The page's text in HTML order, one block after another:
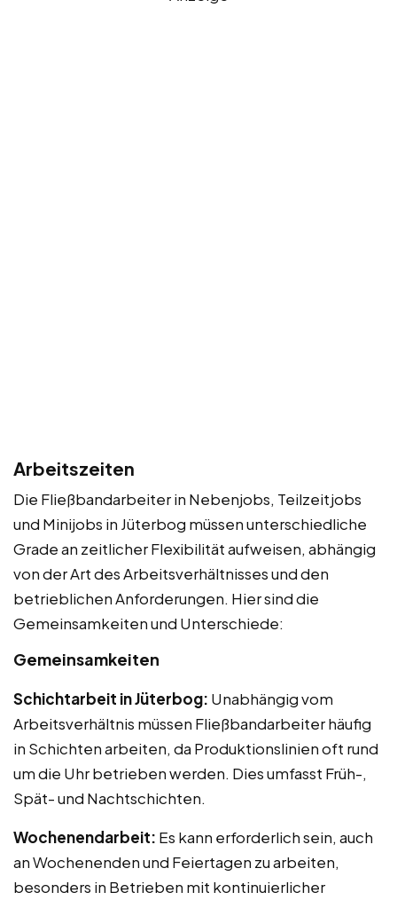
Arbeitszeiten
Die Fließbandarbeiter in Nebenjobs, Teilzeitjobs
und Minijobs in Jüterbog müssen unterschiedliche
Grade an zeitlicher Flexibilität aufweisen, abhängig
von der Art des Arbeitsverhältnisses und den
betrieblichen Anforderungen. Hier sind die
Gemeinsamkeiten und Unterschiede:
Gemeinsamkeiten
Schichtarbeit in Jüterbog: Unabhängig vom
Arbeitsverhältnis müssen Fließbandarbeiter häufig
in Schichten arbeiten, da Produktionslinien oft rund
um die Uhr betrieben werden. Dies umfasst Früh-,
Spät- und Nachtschichten.
Wochenendarbeit: Es kann erforderlich sein, auch
an Wochenenden und Feiertagen zu arbeiten,
besonders in Betrieben mit kontinuierlicher